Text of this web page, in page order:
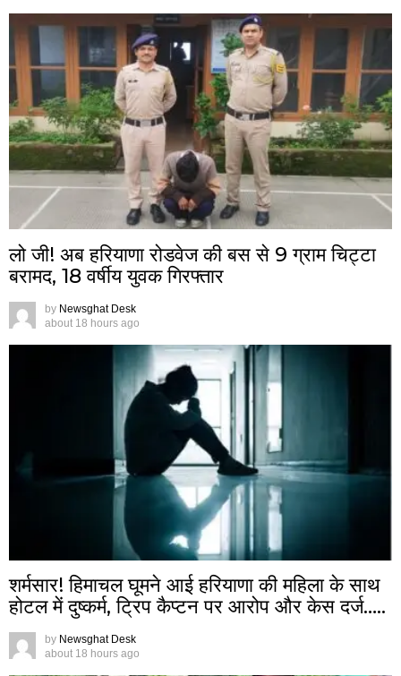
लो जी! अब हरियाणा रोडवेज की बस से 9 ग्राम चिट्टा
बरामद, 18 वर्षीय युवक गिरफ्तार
by Newsghat Desk
about 18 hours ago
शर्मसार! हिमाचल घूमने आई हरियाणा की महिला के साथ
होटल में दुष्कर्म, ट्रिप कैप्टन पर आरोप और केस दर्ज…..
by Newsghat Desk
about 18 hours ago